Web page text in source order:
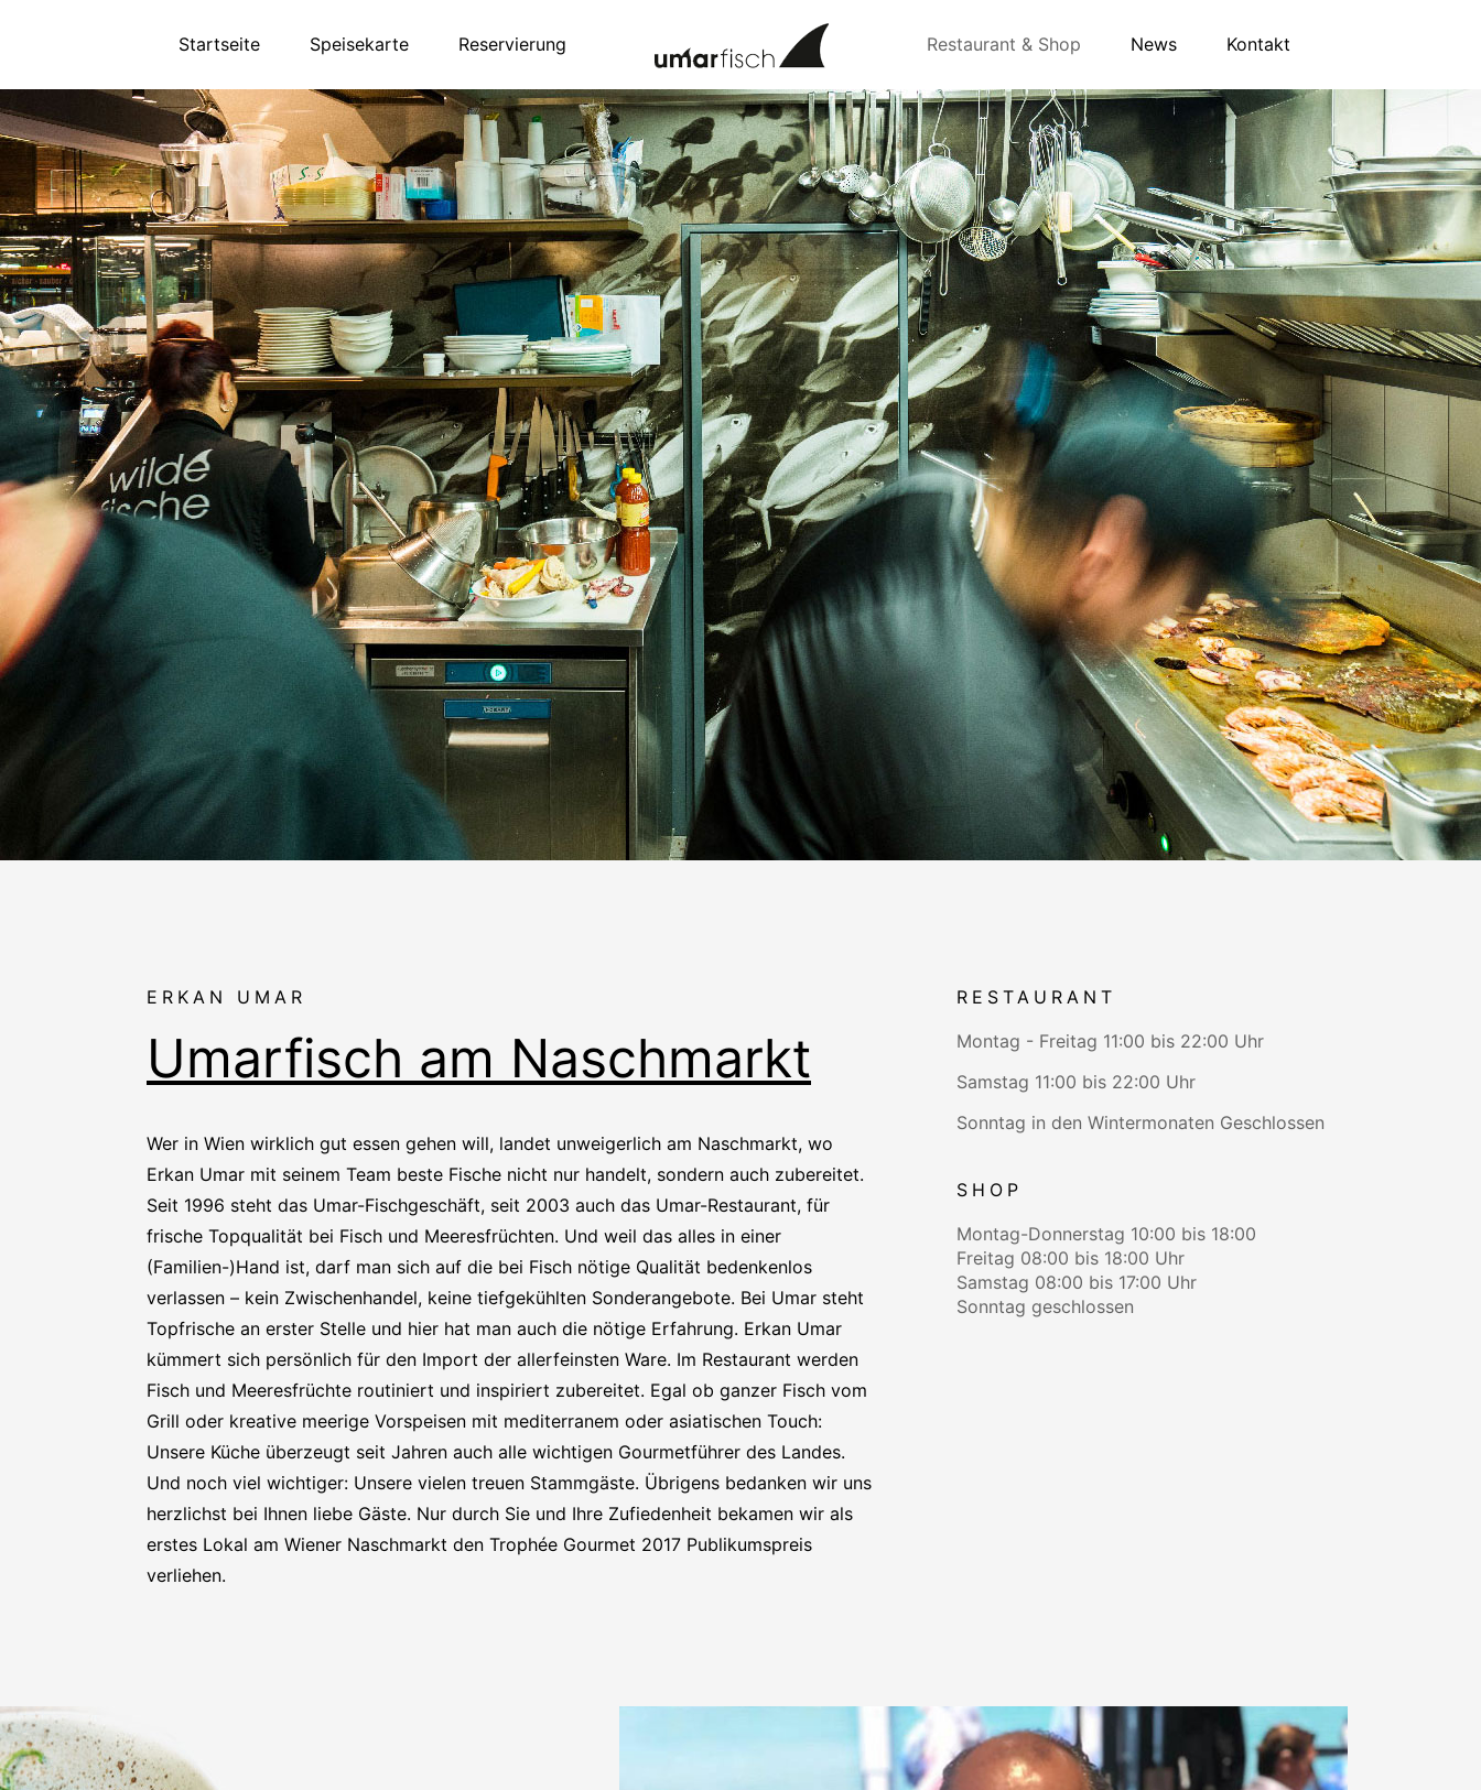
Startseite Speisekarte Reservierung Restaurant & Shop News Kontakt
ERKAN UMAR
Umarfisch am Naschmarkt
Wer in Wien wirklich gut essen gehen will, landet unweigerlich am Naschmarkt, wo
Erkan Umar mit seinem Team beste Fische nicht nur handelt, sondern auch zubereitet.
Seit 1996 steht das Umar-Fischgeschäft, seit 2003 auch das Umar-Restaurant, für
frische Topqualität bei Fisch und Meeresfrüchten. Und weil das alles in einer
(Familien-)Hand ist, darf man sich auf die bei Fisch nötige Qualität bedenkenlos
verlassen – kein Zwischenhandel, keine tiefgekühlten Sonderangebote. Bei Umar steht
Topfrische an erster Stelle und hier hat man auch die nötige Erfahrung. Erkan Umar
kümmert sich persönlich für den Import der allerfeinsten Ware. Im Restaurant werden
Fisch und Meeresfrüchte routiniert und inspiriert zubereitet. Egal ob ganzer Fisch vom
Grill oder kreative meerige Vorspeisen mit mediterranem oder asiatischen Touch:
Unsere Küche überzeugt seit Jahren auch alle wichtigen Gourmetführer des Landes.
Und noch viel wichtiger: Unsere vielen treuen Stammgäste. Übrigens bedanken wir uns
herzlichst bei Ihnen liebe Gäste. Nur durch Sie und Ihre Zufiedenheit bekamen wir als
erstes Lokal am Wiener Naschmarkt den Trophée Gourmet 2017 Publikumspreis
verliehen.
RESTAURANT
Montag - Freitag 11:00 bis 22:00 Uhr
Samstag 11:00 bis 22:00 Uhr
Sonntag in den Wintermonaten Geschlossen
SHOP
Montag-Donnerstag 10:00 bis 18:00
Freitag 08:00 bis 18:00 Uhr
Samstag 08:00 bis 17:00 Uhr
Sonntag geschlossen